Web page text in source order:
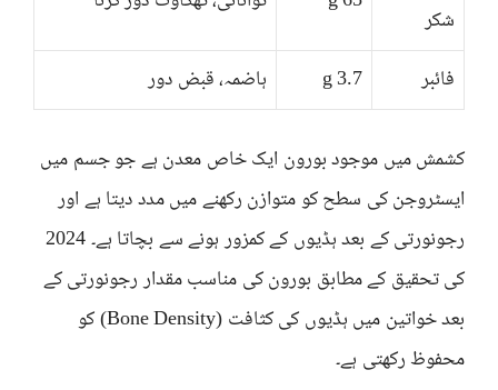
شکر
فائبر 3.7 g ہاضمہ، قبض دور
کشمش میں موجود بورون ایک خاص معدن ہے جو جسم میں
ایسٹروجن کی سطح کو متوازن رکھنے میں مدد دیتا ہے اور
رجونورتی کے بعد ہڈیوں کے کمزور ہونے سے بچاتا ہے۔ 2024
کی تحقیق کے مطابق بورون کی مناسب مقدار رجونورتی کے
بعد خواتین میں ہڈیوں کی کثافت (Bone Density) کو
محفوظ رکھتی ہے۔